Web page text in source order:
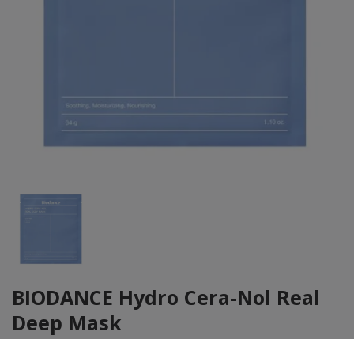
BIODANCE Hydro Cera-Nol Real
Deep Mask